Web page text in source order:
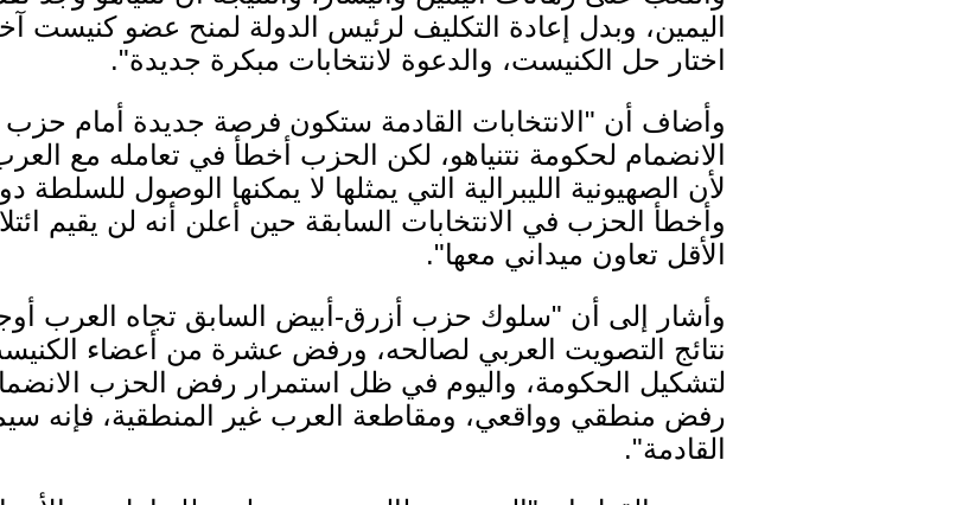
اليمين، وبدل إعادة التكليف لرئيس الدولة لمنح عضو كنيست
اختار حل الكنيست، والدعوة لانتخابات مبكرة جديدة".
وأضاف أن "الانتخابات القادمة ستكون فرصة جديدة أمام
الانضمام لحكومة نتنياهو، لكن الحزب أخطأ في تعامله مع
لأن الصهيونية الليبرالية التي يمثلها لا يمكنها الوصول
وأخطأ الحزب في الانتخابات السابقة حين أعلن أنه لن يقيم
الأقل تعاون ميداني معها".
وأشار إلى أن "سلوك حزب أزرق-أبيض السابق تجاه العرب
نتائج التصويت العربي لصالحه، ورفض عشرة من أعضاء
لتشكيل الحكومة، واليوم في ظل استمرار رفض الحزب
رفض منطقي وواقعي، ومقاطعة العرب غير المنطقية، فإنه
القادمة".